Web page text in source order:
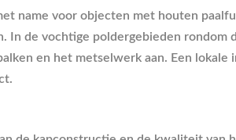
name voor objecten met houten
de vochtige poldergebieden rondom
en het metselwerk aan. Een lokale